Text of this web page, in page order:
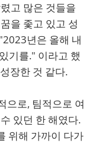
고 많은 것들을
을 좇고 있고 성
년은 올해 내
기를." 이라고 했
장한 것 같다.
으로, 팀적으로 여
있던 한 해였다.
위해 가까이 다가